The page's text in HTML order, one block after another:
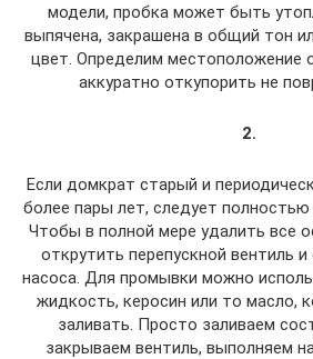
модели, пробка может быть
выпячена, закрашена в общий тон
цвет. Определим местоположение
аккуратно откупорить не
2.
Если домкрат старый и
более пары лет, следует
Чтобы в полной мере удалить все
открутить перепускной вентиль
насоса. Для промывки можно
жидкость, керосин или то масло,
заливать. Просто заливаем
закрываем вентиль, выполняем